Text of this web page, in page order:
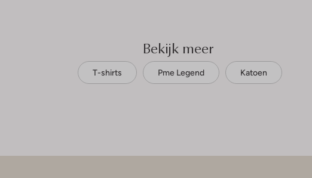
Bekijk meer
T-shirts Pme Legend Katoen